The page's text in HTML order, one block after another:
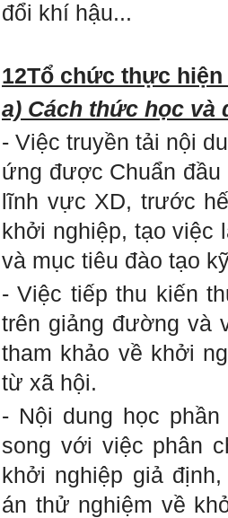
đổi khí hậu...
12Tổ chức thực hiện
a) Cách thức học và
- Việc truyền tải nội
ứng được Chuẩn
lĩnh vực XD, trước
khởi nghiệp, tạo việc
và mục tiêu đào tạo
- Việc tiếp thu kiến
trên giảng đường và
tham khảo về khởi
từ xã hội.
- Nội dung học
song với việc phân
khởi nghiệp giả
án thử nghiệm về